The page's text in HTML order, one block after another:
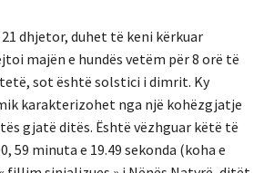
dhjetor, duhet të keni kërkuar
majën e hundës vetëm për 8 orë të
sot është solstici i dimrit. Ky
karakterizohet nga një kohëzgjatje
gjatë ditës. Është vëzhguar këtë të
59 minuta e 19.49 sekonda (koha e